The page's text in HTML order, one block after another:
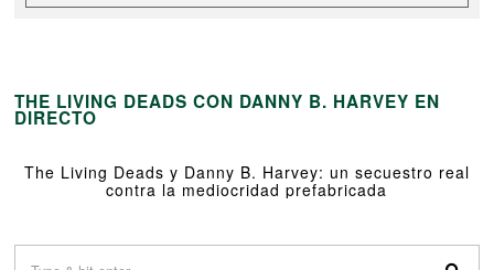
THE LIVING DEADS CON DANNY B. HARVEY EN
DIRECTO
The Living Deads y Danny B. Harvey: un secuestro real
contra la mediocridad prefabricada